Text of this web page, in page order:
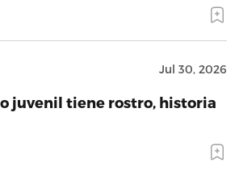
Jul 30, 2026
juvenil tiene rostro, historia